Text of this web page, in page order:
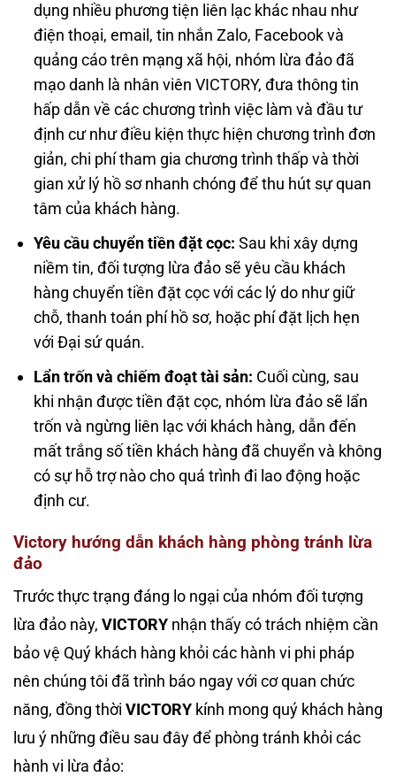
dụng nhiều phương tiện liên lạc khác nhau như
điện thoại, email, tin nhắn Zalo, Facebook và
quảng cáo trên mạng xã hội, nhóm lừa đảo đã
mạo danh là nhân viên VICTORY, đưa thông tin
hấp dẫn về các chương trình việc làm và đầu tư
định cư như điều kiện thực hiện chương trình đơn
giản, chi phí tham gia chương trình thấp và thời
gian xử lý hồ sơ nhanh chóng để thu hút sự quan
tâm của khách hàng.
Yêu cầu chuyển tiền đặt cọc: Sau khi xây dựng
niềm tin, đối tượng lừa đảo sẽ yêu cầu khách
hàng chuyển tiền đặt cọc với các lý do như giữ
chỗ, thanh toán phí hồ sơ, hoặc phí đặt lịch hẹn
với Đại sứ quán.
Lẩn trốn và chiếm đoạt tài sản: Cuối cùng, sau
khi nhận được tiền đặt cọc, nhóm lừa đảo sẽ lẩn
trốn và ngừng liên lạc với khách hàng, dẫn đến
mất trắng số tiền khách hàng đã chuyển và không
có sự hỗ trợ nào cho quá trình đi lao động hoặc
định cư.
Victory hướng dẫn khách hàng phòng tránh lừa
đảo
Trước thực trạng đáng lo ngại của nhóm đối tượng
lừa đảo này, VICTORY nhận thấy có trách nhiệm cần
bảo vệ Quý khách hàng khỏi các hành vi phi pháp
nên chúng tôi đã trình báo ngay với cơ quan chức
năng, đồng thời VICTORY kính mong quý khách hàng
lưu ý những điều sau đây để phòng tránh khỏi các
hành vi lừa đảo: